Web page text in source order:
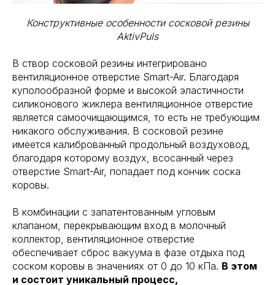
Конструктивные особенности сосковой резины
AktivPuls
В створ сосковой резины интегрировано
вентиляционное отверстие Smart-Air. Благодаря
куполообразной форме и высокой эластичности
силиконового жиклера вентиляционное отверстие
является самоочищающимся, то есть не требующим
никакого обслуживания. В сосковой резине
имеется калиброванный продольный воздуховод,
благодаря которому воздух, всосанный через
отверстие Smart-Air, попадает под кончик соска
коровы.
В комбинации с запатентованным угловым
клапаном, перекрывающим вход в молочный
коллектор, вентиляционное отверстие
обеспечивает сброс вакуума в фазе отдыха под
соском коровы в значениях от 0 до 10 кПа. В этом
и состоит уникальный процесс,